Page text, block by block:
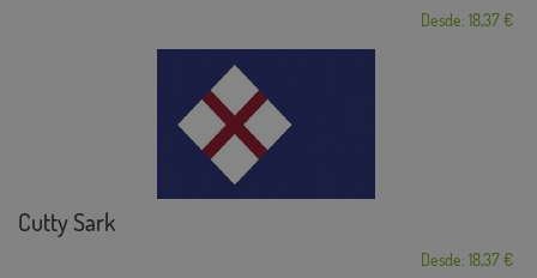
Desde: 18,37 €
Cutty Sark
Desde: 18,37 €